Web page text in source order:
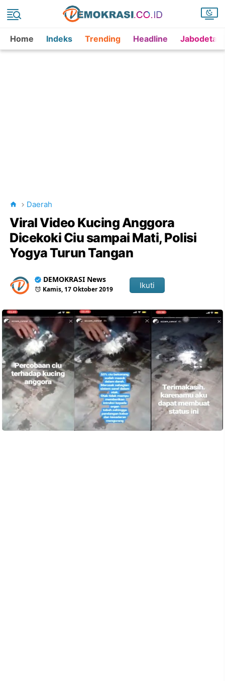
Home Indeks Trending Headline
Daerah
Viral Video Kucing Anggora
Dicekoki Ciu sampai Mati, Polisi
Yogya Turun Tangan
DEMOKRASI News
Kamis, 17 Oktober 2019 Ikuti